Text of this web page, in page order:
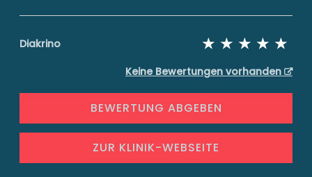
Diakrino
Keine Bewertungen vorhanden
BEWERTUNG ABGEBEN
ZUR KLINIK-WEBSEITE